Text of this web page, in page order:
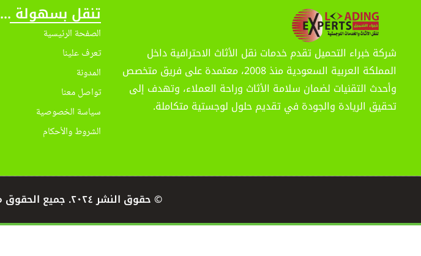
شركة خبراء التحميل تقدم خدمات نقل الأثاث الاحترافية داخل
المملكة العربية السعودية منذ 2008، معتمدة على فريق متخصص
وأحدث التقنيات لضمان سلامة الأثاث وراحة العملاء، وتهدف إلى
تحقيق الريادة والجودة في تقديم حلول لوجستية متكاملة.
تنقل بسهولة ...
الصفحة الرئيسية
تعرف علينا
المدونة
تواصل معنا
سياسة الخصوصية
الشروط والأحكام
© حقوق النشر ٢٠٢٤. جميع الحقوق محفوظة بوساطة خبراء التحميل.